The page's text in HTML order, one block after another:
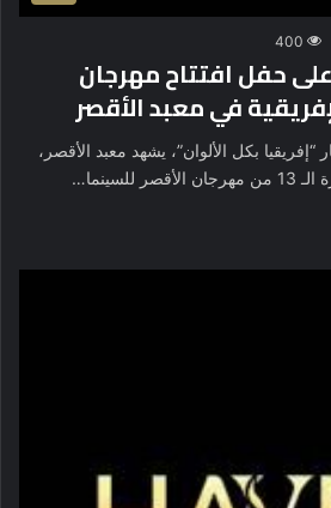
400
حفل افتتاح مهرجان
في معبد الأقصر
بكل الألوان”، يشهد معبد الأقصر،